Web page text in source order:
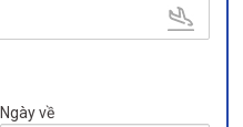
Ngày về